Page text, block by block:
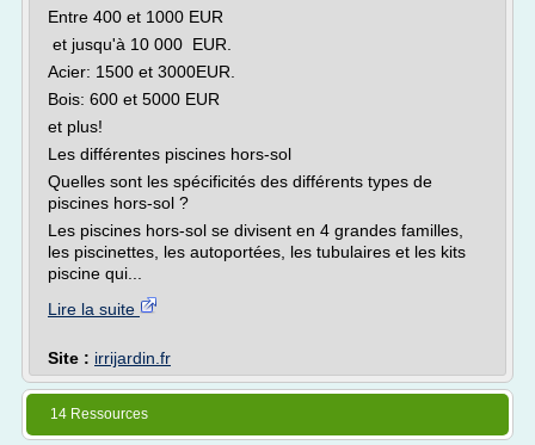
Entre 400 et 1000 EUR
et jusqu'à 10 000 EUR.
Acier: 1500 et 3000EUR.
Bois: 600 et 5000 EUR
et plus!
Les différentes piscines hors-sol
Quelles sont les spécificités des différents types de
piscines hors-sol ?
Les piscines hors-sol se divisent en 4 grandes familles,
les piscinettes, les autoportées, les tubulaires et les kits
piscine qui...
Lire la suite
Site : irrijardin.fr
14 Ressources